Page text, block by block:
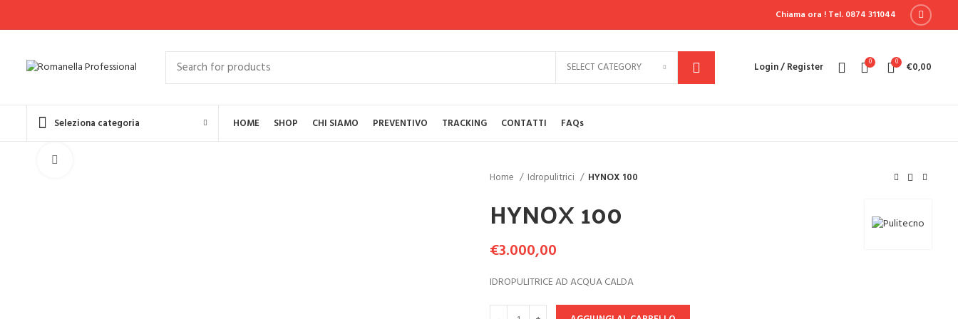
Chiama ora ! Tel. 0874 311044
SELECT CATEGORY Login / Register 0 0 €0,00
Seleziona categoria HOME SHOP CHI SIAMO PREVENTIVO TRACKING CONTATTI FAQs
Home
Idropulitrici HYNOX 100
HYNOX 100
€3.000,00
IDROPULITRICE AD ACQUA CALDA